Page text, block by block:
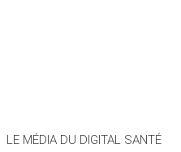
LE MÉDIA DU DIGITAL SANTÉ